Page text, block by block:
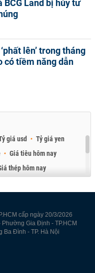
BCG Land bị hủy tư
lên’ trong tháng
có tiềm năng dẫn
giá usd
Tỷ giá yen
Giá tiêu hôm nay
thép hôm nay
cấp ngày 20/3/2026
Gia Định - TP.HCM
Ba Đình - TP. Hà Nội